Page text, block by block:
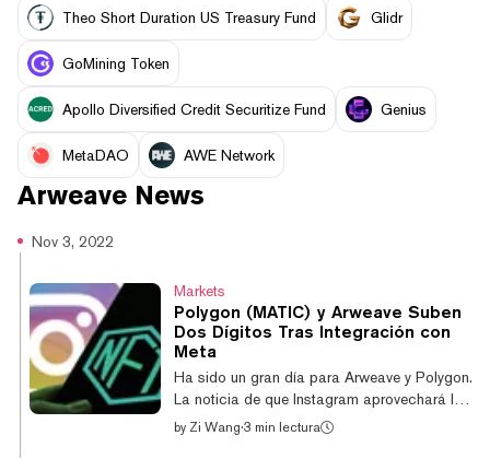
Theo Short Duration US Treasury Fund Glidr
GoMining Token
Apollo Diversified Credit Securitize Fund Genius
MetaDAO AWE Network
Arweave News
Nov 3, 2022
Markets
Polygon (MATIC) y Arweave Suben
Dos Dígitos Tras Integración con
Meta
Ha sido un gran día para Arweave y Polygon.
La noticia de que Instagram aprovechará la
blockchain de Polygon para permitir a los
by Zi Wang·3 min lectura